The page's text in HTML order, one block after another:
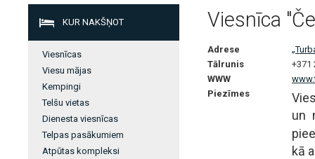
KUR NAKŠŅOT
Viesnīcas
Viesu mājas
Kempingi
Telšu vietas
Dienesta viesnīcas
Telpas pasākumiem
Atpūtas kompleksi
Viesnīca
Adrese
Tālrunis
+371
WWW
Piezīmes
un
kā